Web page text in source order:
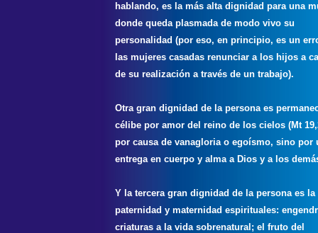
hablando, es la más alta dignidad para una
donde queda plasmada de modo vivo su
personalidad (por eso, en principio, es un
las mujeres casadas renunciar a los hijos a
de su realización a través de un trabajo).
Otra gran dignidad de la persona es
célibe por amor del reino de los cielos (Mt
por causa de vanagloria o egoísmo, sino por
entrega en cuerpo y alma a Dios y a los
Y la tercera gran dignidad de la persona es la
paternidad y maternidad espirituales:
criaturas a la vida sobrenatural; el fruto del